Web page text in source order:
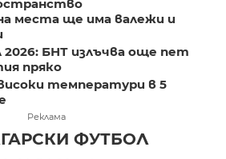
места ще има валежи и
2026: БНТ излъчва още пет
пряко
температури в 5
Реклама
ФУТБОЛ